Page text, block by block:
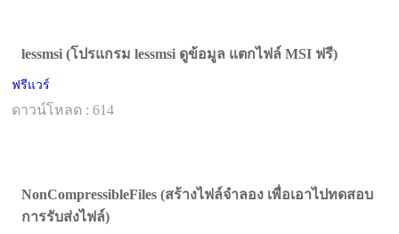
lessmsi (โปรแกรม lessmsi ดูข้อมูล แตกไฟล์ MSI ฟรี)
ฟรีแวร์
ดาวน์โหลด : 614
NonCompressibleFiles (สร้างไฟล์จำลอง เพื่อเอาไปทดสอบ
การรับส่งไฟล์)